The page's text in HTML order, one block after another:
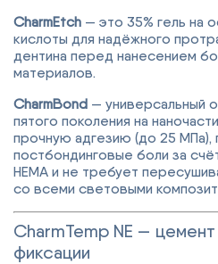
CharmEtch — это 35% гель на
кислоты для надёжного
дентина перед нанесением
материалов.
CharmBond — универсальный
пятого поколения на
прочную адгезию (до 25
постбондинговые боли за
HEMA и не требует
со всеми световыми
CharmTemp NE —
фиксации